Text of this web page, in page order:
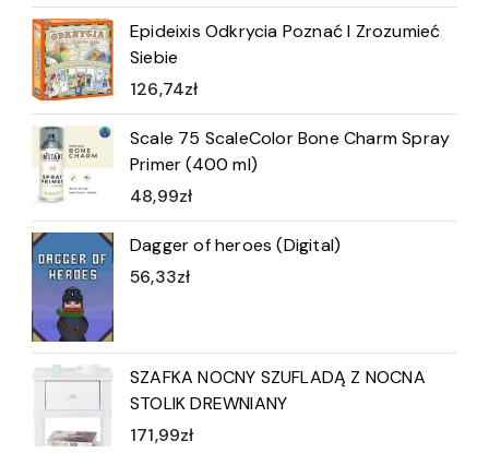
Epideixis Odkrycia Poznać I Zrozumieć
Siebie
126,74zł
Scale 75 ScaleColor Bone Charm Spray
Primer (400 ml)
48,99zł
Dagger of heroes (Digital)
56,33zł
SZAFKA NOCNY SZUFLADĄ Z NOCNA
STOLIK DREWNIANY
171,99zł